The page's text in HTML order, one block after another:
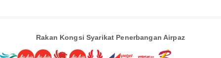
Rakan Kongsi Syarikat Penerbangan Airpaz